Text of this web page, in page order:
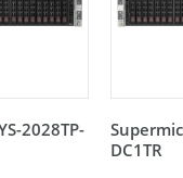
2028TP-
DC1TR